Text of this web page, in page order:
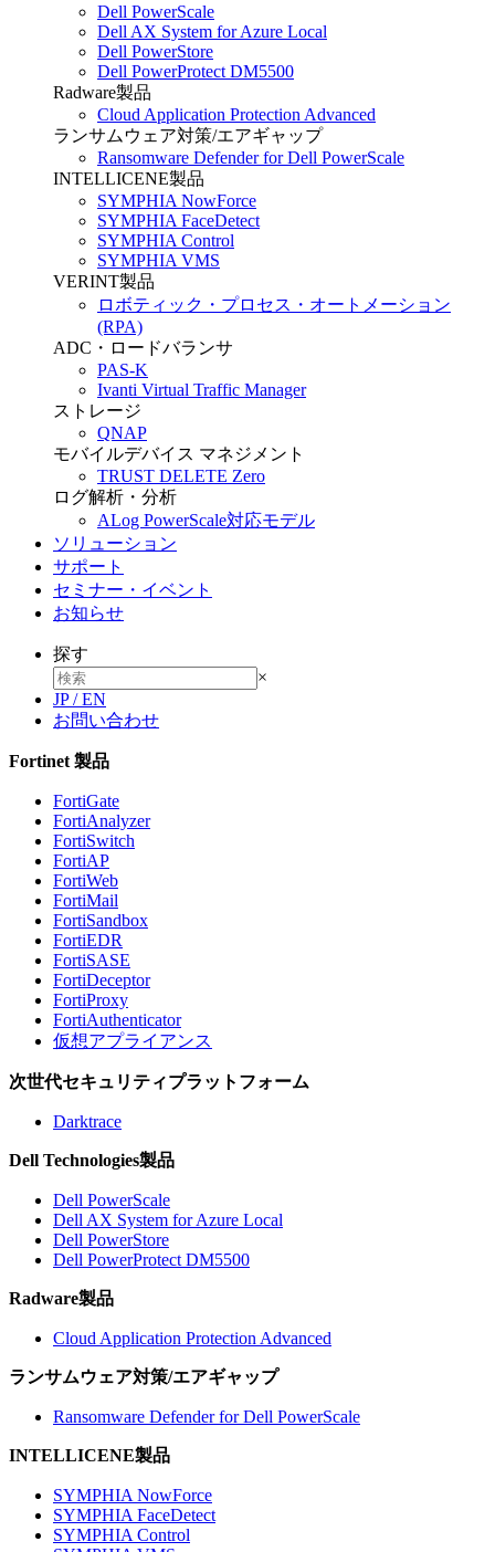
Dell PowerScale
Dell AX System for Azure Local
Dell PowerStore
Dell PowerProtect DM5500
Radware製品
Cloud Application Protection Advanced
ランサムウェア対策/エアギャップ
Ransomware Defender for Dell PowerScale
INTELLICENE製品
SYMPHIA NowForce
SYMPHIA FaceDetect
SYMPHIA Control
SYMPHIA VMS
VERINT製品
ロボティック・プロセス・オートメーション
(RPA)
ADC・ロードバランサ
PAS-K
Ivanti Virtual Traffic Manager
ストレージ
QNAP
モバイルデバイス マネジメント
TRUST DELETE Zero
ログ解析・分析
ALog PowerScale対応モデル
ソリューション
サポート
セミナー・イベント
お知らせ
探す
×
JP/EN
お問い合わせ
Fortinet 製品
FortiGate
FortiAnalyzer
FortiSwitch
FortiAP
FortiWeb
FortiMail
FortiSandbox
FortiEDR
FortiSASE
FortiDeceptor
FortiProxy
FortiAuthenticator
仮想アプライアンス
次世代セキュリティプラットフォーム
Darktrace
Dell Technologies製品
Dell PowerScale
Dell AX System for Azure Local
Dell PowerStore
Dell PowerProtect DM5500
Radware製品
Cloud Application Protection Advanced
ランサムウェア対策/エアギャップ
Ransomware Defender for Dell PowerScale
INTELLICENE製品
SYMPHIA NowForce
SYMPHIA FaceDetect
SYMPHIA Control